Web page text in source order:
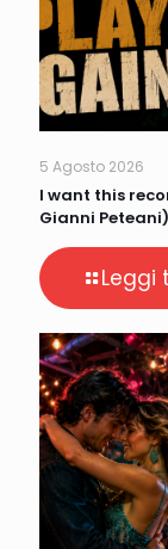
5 Agosto 2026
I want this
Gianni Peteani)
Leggi